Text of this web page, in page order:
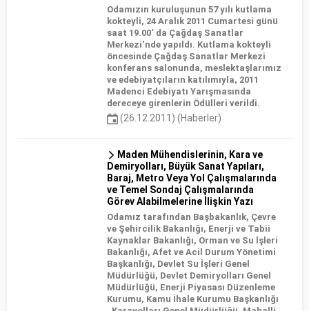
Odamızın kuruluşunun 57 yılı kutlama
kokteyli, 24 Aralık 2011 Cumartesi günü
saat 19.00‘ da Çağdaş Sanatlar
Merkezi‘nde yapıldı. Kutlama kokteyli
öncesinde Çağdaş Sanatlar Merkezi
konferans salonunda, meslektaşlarımız
ve edebiyatçıların katılımıyla, 2011
Madenci Edebiyatı Yarışmasında
dereceye girenlerin Ödülleri verildi.
(26.12.2011) (Haberler)
Maden Mühendislerinin, Kara ve
Demiryolları, Büyük Sanat Yapıları,
Baraj, Metro Veya Yol Çalışmalarında
ve Temel Sondaj Çalışmalarında
Görev Alabilmelerine İlişkin Yazı
Odamız tarafından Başbakanlık, Çevre
ve Şehircilik Bakanlığı, Enerji ve Tabii
Kaynaklar Bakanlığı, Orman ve Su İşleri
Bakanlığı, Afet ve Acil Durum Yönetimi
Başkanlığı, Devlet Su İşleri Genel
Müdürlüğü, Devlet Demiryolları Genel
Müdürlüğü, Enerji Piyasası Düzenleme
Kurumu, Kamu İhale Kurumu Başkanlığı